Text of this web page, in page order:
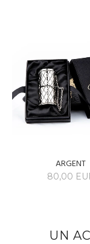
ARGENT
80,00
UN